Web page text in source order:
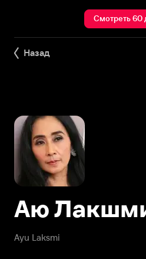
Смотреть 60
Назад
Ayu Laksmi
Аю